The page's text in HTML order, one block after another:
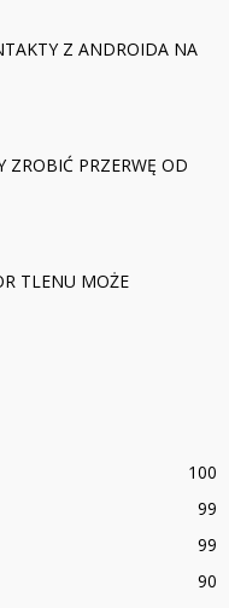
Z ANDROIDA NA
ZROBIĆ PRZERWĘ OD
TLENU MOŻE
100
99
99
90